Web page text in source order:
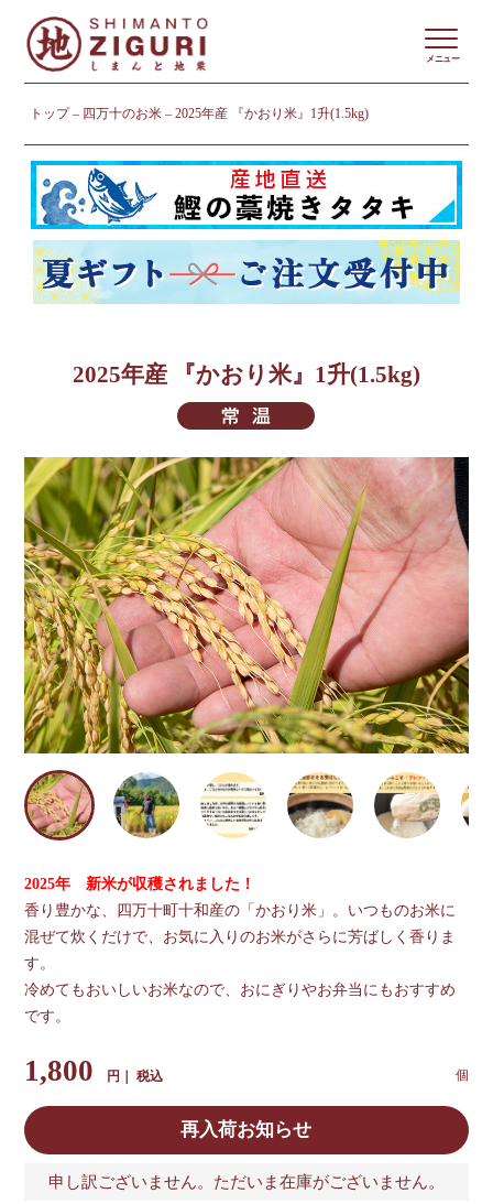
トップ 四万十のお米 2025年産 『かおり米』1升(1.5kg)
メニュー
2025年産 『かおり米』1升(1.5kg)
2025年 新米が収穫されました！
香り豊かな、四万十町十和産の「かおり米」。いつものお米に
混ぜて炊くだけで、お気に入りのお米がさらに芳ばしく香りま
す。
冷めてもおいしいお米なので、おにぎりやお弁当にもおすすめ
です。
1,800 税込
再入荷お知らせ
申し訳ございません。ただいま在庫がございません。